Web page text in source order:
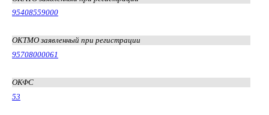
95408559000
ОКТМО заявленный при регистрации
95708000061
ОКФС
53